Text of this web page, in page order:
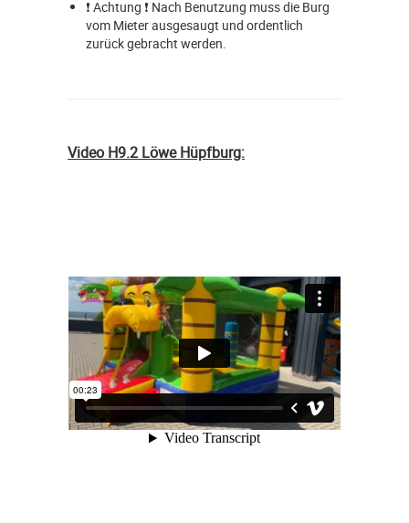
❗ Achtung ❗ Nach Benutzung muss die Burg
vom Mieter ausgesaugt und ordentlich
zurück gebracht werden.
Video H9.2 Löwe Hüpfburg: